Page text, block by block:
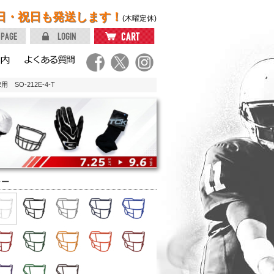
・祝日も発送します！ (木曜定休)
用 SO-212E-4-T